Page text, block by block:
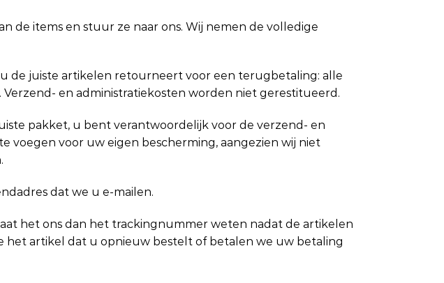
de items en stuur ze naar ons. Wij nemen de volledige
u de juiste artikelen retourneert voor een terugbetaling: alle
en administratiekosten worden niet gerestitueerd.
pakket, u bent verantwoordelijk voor de verzend- en
voegen voor uw eigen bescherming, aangezien wij niet
dat we u e-mailen.
het ons dan het trackingnummer weten nadat de artikelen
artikel dat u opnieuw bestelt of betalen we uw betaling